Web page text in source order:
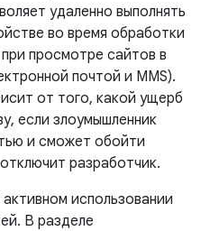
удаленно выполнять
во время обработки
просмотре сайтов в
почтой и MMS).
от того, какой ущерб
если злоумышленник
и сможет обойти
разработчик.
использовании
В разделе